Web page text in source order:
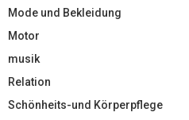
Mode und Bekleidung
Motor
musik
Relation
Schönheits-und Körperpflege